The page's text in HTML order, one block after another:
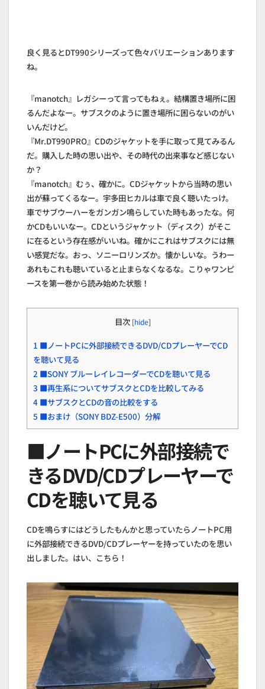
良く見るとDT990シリーズって色々バリエーションあります
ね。
『manotch』レガシーって言ってもねぇ。結構置き場所に困
るんだよなー。サブスクのように置き場所に困らないのがい
いんだけど。
『Mr.DT990PRO』CDのジャケットを手に取って見てみるん
だ。購入した時の思い出や、その時代の出来事など感じない
か？
『manotch』むぅ、確かに。CDジャケットから当時の思い
出が蘇ってくるなー。宇多田ヒカルは車で良く聴いたっけ。
車でサブウーハーをガンガン鳴らしていた時もあったな。何
かCDもいいなー。CDというジャケット（ディスク）がそこ
に在るという存在感がいいね。確かにこれはサブスクには無
い感覚だな。おっ、ソニーロリンズか。懐かしいな。うわー
あれもこれも聴いていると止まらなくなるな。こりゃワンピ
ースを第一巻から読み始めた状態！
目次 [hide]
1 ■ノートPCに外部接続できるDVD/CDプレーヤーでCD
を聴いて見る
2 ■SONY ブルーレイレコーダーでCDを聴いて見る
3 ■再生系についてサブスクとCDを比較してみる
4 ■サブスクとCDの音の比較をする
5 ■おまけ（SONY BDZ-E500）分解
■ノートPCに外部接続で
きるDVD/CDプレーヤーで
CDを聴いて見る
CDを鳴らすにはどうしたもんかと思っていたらノートPC用
に外部接続できるDVD/CDプレーヤーを持っていたのを思い
出しました。はい、こちら！